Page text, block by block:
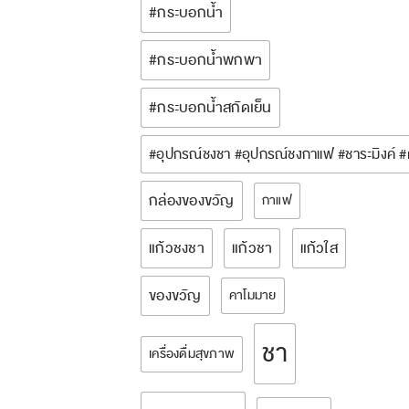
#กระบอกน้ำ
#กระบอกน้ำพกพา
#กระบอกน้ำสกัดเย็น
#อุปกรณ์ชงชา #อุปกรณ์ชงกาแฟ #ชาระมิงค์
กล่องของขวัญ กาแฟ
แก้วชงชา แก้วชา
แก้วใส
ของขวัญ
คาโมมาย
เครื่องดื่มสุขภาพ ชา